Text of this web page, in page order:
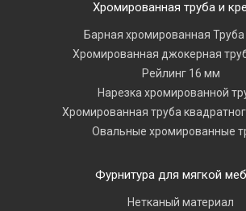
Хромированная труба и
Барная хромированная
Хромированная джокерная
Рейлинг 16 мм
Нарезка хромированной
Хромированная труба
Овальные хромированные
Фурнитура для мягкой
Нетканый материал